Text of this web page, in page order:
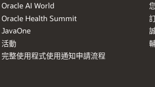
Oracle AI World
Oracle Health Summit
JavaOne
活動
完整使用程式使用通知申請流程